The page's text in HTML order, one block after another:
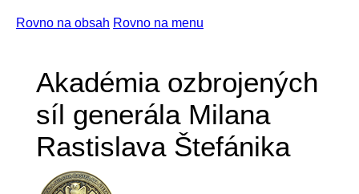
Rovno na obsah Rovno na menu
Akadémia ozbrojených
síl generála Milana
Rastislava Štefánika